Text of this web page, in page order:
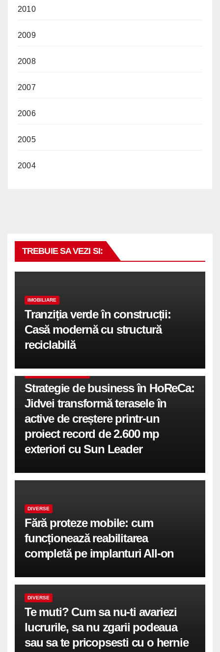
2010
2009
2008
2007
2006
2005
2004
TREBUIE SA VEZI SI:
IMOBILIARE
Tranziția verde în construcții:
Casă modernă cu structură
reciclabilă
Strategie de business în HoReCa:
Jidvei transformă terasele în
active de creștere printr-un
proiect record de 2.600 mp
exteriori cu Sun Leader
DIVERSE
Fără proteze mobile: cum
funcționează reabilitarea
completă pe implanturi All-on
DIVERSE
Te muti? Cum sa nu-ti avariezi
lucrurile, sa nu zgarii podeaua
sau sa te pricopsesti cu o hernie